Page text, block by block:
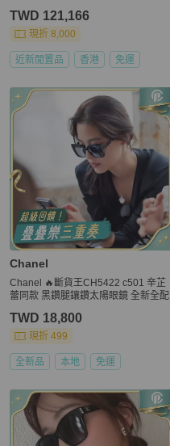
TWD 121,166
現折 8,000
近新閒置品 香港 免運
Chanel
Chanel 🔥斷貨王CH5422 c501 辛芷
蕾同款 黑鑽腿鑲鑽太陽眼鏡 全新全配
TWD 18,800
現折 499
全新品 本地 免運